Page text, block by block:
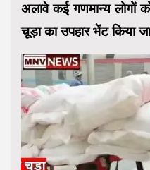
अलावे कई गणमान्य लोगों
चूड़ा का उपहार भेंट किया